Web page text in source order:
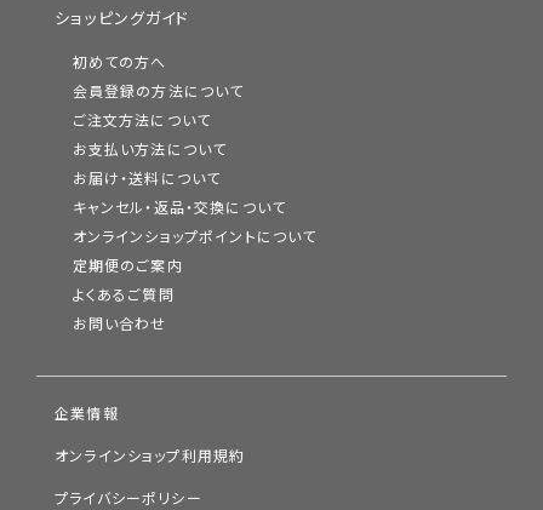
ショッピングガイド
初めての方へ
会員登録の方法について
ご注文方法について
お支払い方法について
お届け・送料について
キャンセル・返品・交換について
オンラインショップポイントについて
定期便のご案内
よくあるご質問
お問い合わせ
企業情報
オンラインショップ利用規約
プライバシーポリシー